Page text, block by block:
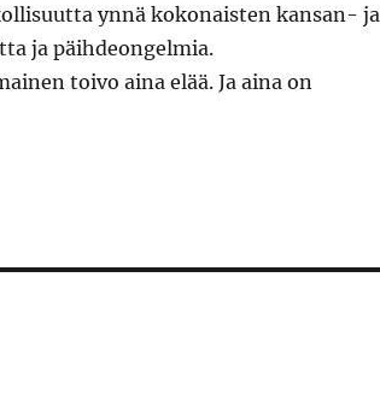
ynnä kokonaisten kansan- ja
ja päihdeongelmia.
toivo aina elää. Ja aina on